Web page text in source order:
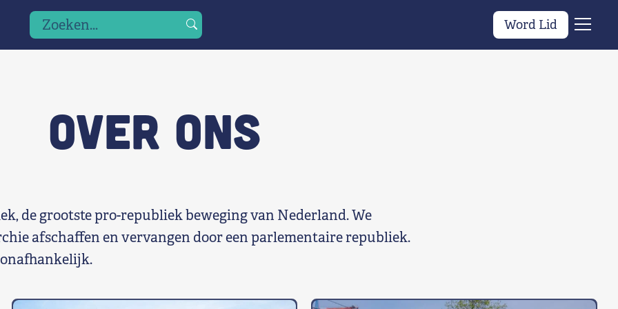
Zoeken
naar:
Druk
op
zoeken
annuleren
Word Lid Menu
Over ons
de grootste pro-republiek beweging van Nederland. We
afschaffen en vervangen door een parlementaire republiek.